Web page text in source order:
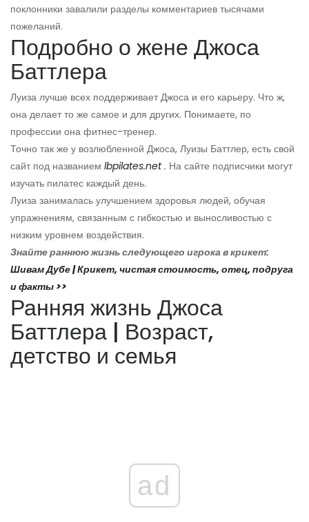
поклонники завалили разделы комментариев тысячами
пожеланий.
Подробно о жене Джоса
Баттлера
Луиза лучше всех поддерживает Джоса и его карьеру. Что ж,
она делает то же самое и для других. Понимаете, по
профессии она фитнес-тренер.
Точно так же у возлюбленной Джоса, Луизы Баттлер, есть свой
сайт под названием lbpilates.net. На сайте подписчики могут
изучать пилатес каждый день.
Луиза занималась улучшением здоровья людей, обучая
упражнениям, связанным с гибкостью и выносливостью с
низким уровнем воздействия.
Знайте раннюю жизнь следующего игрока в крикет:
Шивам Дубе | Крикет, чистая стоимость, отец, подруга
и факты >>
Ранняя жизнь Джоса
Баттлера | Возраст,
детство и семья
ad